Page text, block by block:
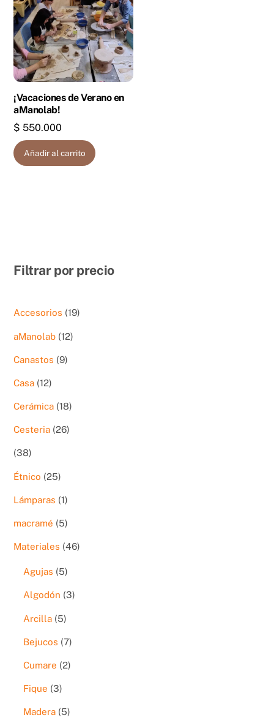
¡Vacaciones de Verano en
aManolab!
$ 550.000
Añadir al carrito
Filtrar por precio
Accesorios 1919
aManolab 1212
Canastos 99
Casa 1212
Cerámica 1818
Cesteria 2626
3838
Étnico 2525
Lámparas 11
macramé 55
Materiales 4646
Agujas
55
Algodón 33
Arcilla 55
Bejucos 77
Cumare 22
Fique 33
Madera 55